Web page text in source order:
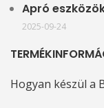
Apró
2025-09-24
Hogyan készül a